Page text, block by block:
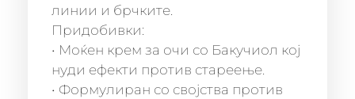
линии и брчките.
Придобивки:
• Моќен крем за очи со Бакучиол кој
нуди ефекти против стареење.
• Формулиран со својства против